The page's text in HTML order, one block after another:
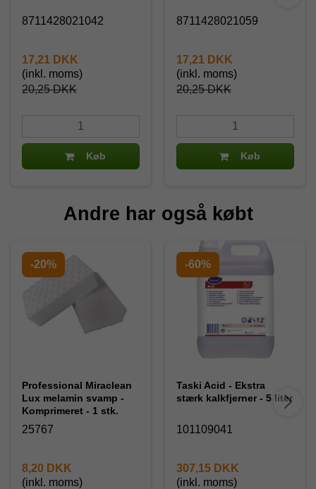
8711428021042
20,25 DKK
17,21 DKK
(inkl. moms)
Køb
8711428021059
20,25 DKK
17,21 DKK
(inkl. moms)
Køb
Andre har også købt
-20%
Professional Miraclean
Lux melamin svamp -
Komprimeret - 1 stk.
25767
8,20 DKK
(inkl. moms)
-60%
Taski Acid - Ekstra
stærk kalkfjerner - 5 liter
101109041
307,15 DKK
(inkl. moms)